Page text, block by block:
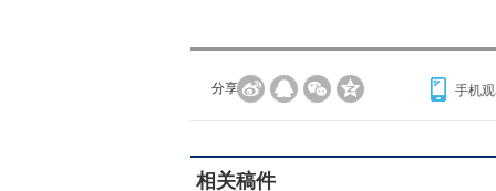
分享到： 手机
相关稿件